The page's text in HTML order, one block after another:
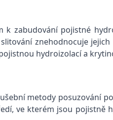
k zabudování pojistné
znehodnocuje
hydroizolací a
metody posuzování
ve kterém jsou